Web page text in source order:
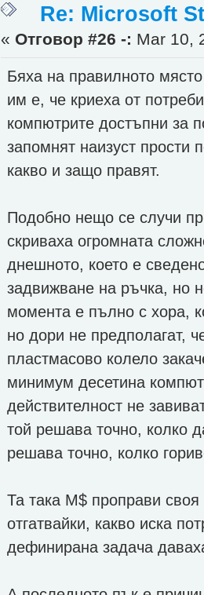
Re: Microsoft
« Отговор #26 -: Mar 10,
Бяха на правилното
им е, че криеха от
компютрите достъпни за
запомнят наизуст прости
какво и защо правят.
Подобно нещо се случи
скриваха огромната
днешното, което е
задвижване на ръчка, но
момента е пълно с хора,
но дори не предполагат,
пластмасово колело
минимум десетина
действителност не
той решава точно, колко
решава точно, колко
Та така М$ проправи
отгатвайки, какво иска
дефинирана задача